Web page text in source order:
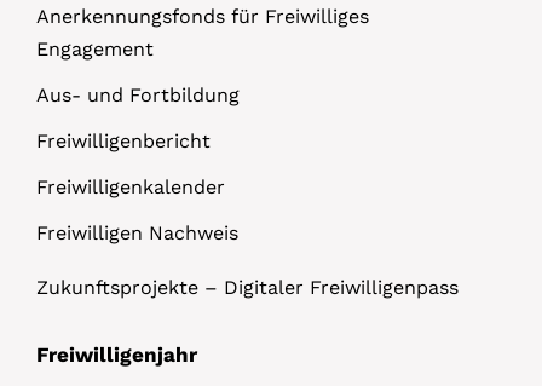
Anerkennungsfonds für Freiwilliges
Engagement
Aus- und Fortbildung
Freiwilligenbericht
Freiwilligenkalender
Freiwilligen Nachweis
Zukunftsprojekte – Digitaler Freiwilligenpass
Freiwilligenjahr